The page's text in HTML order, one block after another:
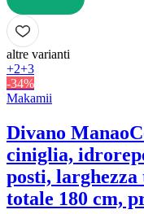
AGGIUNGI
altre varianti
+2+3
-34%
Makamii
Divano Manao
ciniglia,
posti,
totale 180 cm,